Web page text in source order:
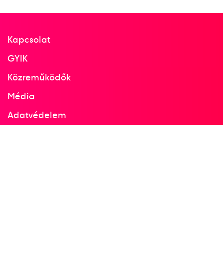
Kapcsolat
GYIK
Közreműködők
Média
Adatvédelem